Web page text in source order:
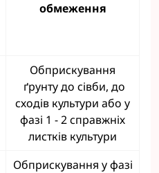
обмеження
Обприскування
ґрунту до сівби, до
сходів культури або у
фазі 1 - 2 справжніх
листків культури
Обприскування у фазі